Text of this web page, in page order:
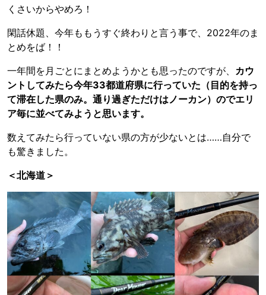
くさいからやめろ！
閑話休題、今年ももうすぐ終わりと言う事で、2022年のま
とめをば！！
一年間を月ごとにまとめようかとも思ったのですが、 カウ
ントしてみたら今年33都道府県に行っていた（目的を持っ
て滞在した県のみ。通り過ぎただけはノーカン）のでエリ
ア毎に並べてみようと思います。
数えてみたら行っていない県の方が少ないとは……自分で
も驚きました。
＜北海道＞